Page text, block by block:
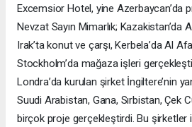
Excemsior Hotel, yine Azerbaycan’da
Nevzat Sayın Mimarlık; Kazakistan’da
Irak’ta konut ve çarşı, Kerbela’da Al
Stockholm’da mağaza işleri
Londra’da kurulan şirket İngiltere’nin
Suudi Arabistan, Gana, Sırbistan, Çek
birçok proje gerçekleştirdi. Bu şirketler